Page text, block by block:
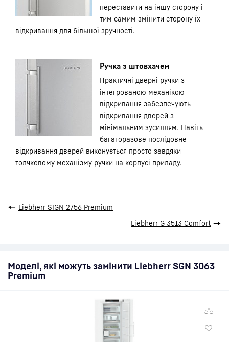
переставити на іншу сторону і
тим самим змінити сторону їх
відкривання для більшої зручності.
Ручка з штовхачем
Практичні дверні ручки з
інтегрованою механікою
відкривання забезпечують
відкривання дверей з
мінімальним зусиллям. Навіть
багаторазове послідовне
відкривання дверей виконується просто завдяки
толчковому механізму ручки на корпусі приладу.
← Liebherr SIGN 2756 Premium
Liebherr G 3513 Comfort →
Моделі, які можуть замінити Liebherr SGN 3063
Premium